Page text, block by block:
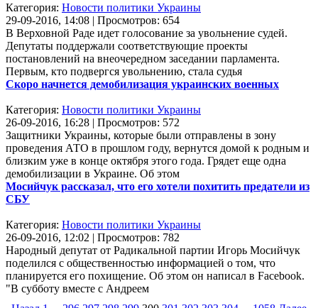
Категория: Новости политики Украины
29-09-2016, 14:08 | Просмотров: 654
В Верховной Раде идет голосование за увольнение судей.
Депутаты поддержали соответствующие проекты
постановлений на внеочередном заседании парламента.
Первым, кто подвергся увольнению, стала судья
Скоро начнется демобилизация украинских военных
Категория: Новости политики Украины
26-09-2016, 16:28 | Просмотров: 572
Защитники Украины, которые были отправлены в зону
проведения АТО в прошлом году, вернутся домой к родным и
близким уже в конце октября этого года. Грядет еще одна
демобилизации в Украине. Об этом
Мосийчук рассказал, что его хотели похитить предатели из
СБУ
Категория: Новости политики Украины
26-09-2016, 12:02 | Просмотров: 782
Народный депутат от Радикальной партии Игорь Мосийчук
поделился с общественностью информацией о том, что
планируется его похищение. Об этом он написал в Facebook.
"В субботу вместе с Андреем